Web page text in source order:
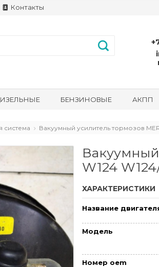
Контакты
БЕНЗИНОВЫЕ АКПП
система Вакуумный усилитель тормозов
Вакуумный
W124
ХАРАКТЕРИСТИКИ
Название
Модель
Номер oem